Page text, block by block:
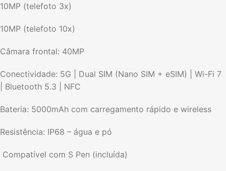
10MP (telefoto 3x)
10MP (telefoto 10x)
Câmara frontal: 40MP
Conectividade: 5G | Dual SIM (Nano SIM + eSIM) | Wi-Fi 7
| Bluetooth 5.3 | NFC
Bateria: 5000mAh com carregamento rápido e wireless
Resistência: IP68 – água e pó
️ Compatível com S Pen (incluída)